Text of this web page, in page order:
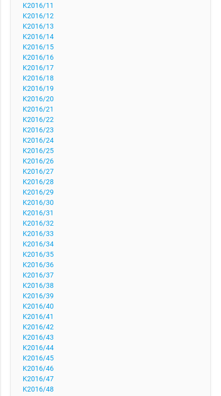
K2016/11
K2016/12
K2016/13
K2016/14
K2016/15
K2016/16
K2016/17
K2016/18
K2016/19
K2016/20
K2016/21
K2016/22
K2016/23
K2016/24
K2016/25
K2016/26
K2016/27
K2016/28
K2016/29
K2016/30
K2016/31
K2016/32
K2016/33
K2016/34
K2016/35
K2016/36
K2016/37
K2016/38
K2016/39
K2016/40
K2016/41
K2016/42
K2016/43
K2016/44
K2016/45
K2016/46
K2016/47
K2016/48